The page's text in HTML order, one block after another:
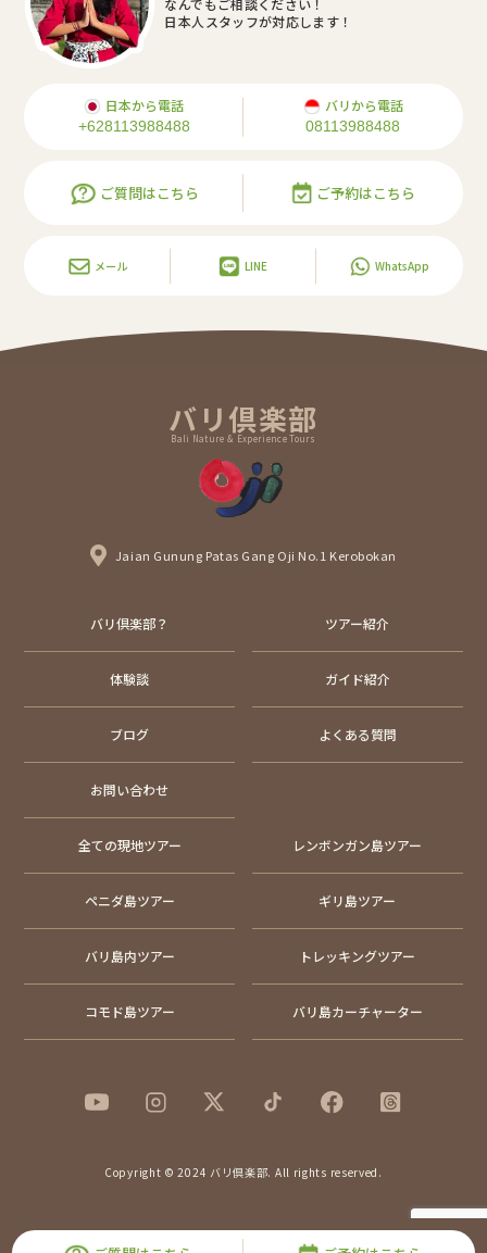
日本人スタッフが対応します！
日本から電話
+628113988488
バリから電話
08113988488
ご質問はこちら ご予約はこちら
メール LINE WhatsApp
バリ倶楽部
Bali Nature & Experience Tours
Jaian Gunung Patas Gang Oji No.1 Kerobokan
バリ倶楽部？ ツアー紹介
体験談 ガイド紹介
ブログ よくある質問
お問い合わせ
全ての現地ツアー レンボンガン島ツアー
ペニダ島ツアー ギリ島ツアー
バリ島内ツアー トレッキングツアー
コモド島ツアー バリ島カーチャーター
Copyright © 2024 バリ倶楽部. All rights reserved.